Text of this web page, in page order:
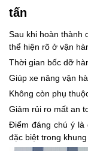
tấn
Sau khi hoàn thành
thể hiện rõ ở vận
Thời gian bốc dỡ
Giúp xe nâng vận
Không còn phụ
Giảm rủi ro mất an
Điểm đáng chú ý là
đặc biệt trong